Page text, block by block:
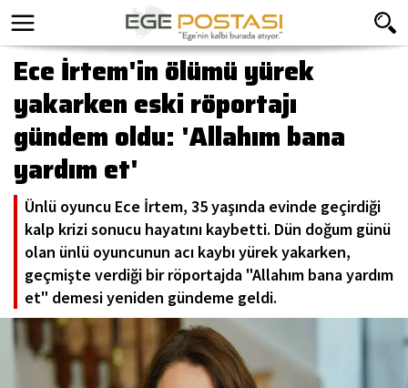
Ece İrtem'in ölümü yürek
yakarken eski röportajı
gündem oldu: 'Allahım bana
yardım et'
Ünlü oyuncu Ece İrtem, 35 yaşında evinde geçirdiği
kalp krizi sonucu hayatını kaybetti. Dün doğum günü
olan ünlü oyuncunun acı kaybı yürek yakarken,
geçmişte verdiği bir röportajda "Allahım bana yardım
et" demesi yeniden gündeme geldi.